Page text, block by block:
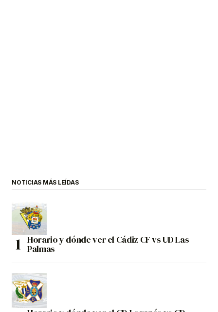
NOTICIAS MÁS LEÍDAS
Horario y dónde ver el Cádiz CF vs UD Las
Palmas